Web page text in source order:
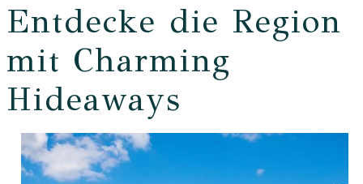
Entdecke die Region
mit Charming
Hideaways